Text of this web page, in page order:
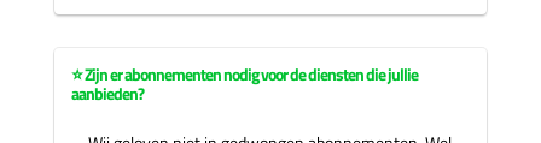
⭐ Zijn er abonnementen nodig voor de diensten die jullie
aanbieden?